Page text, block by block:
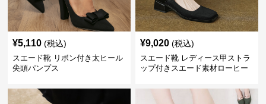
¥5,110 (税込)
スエード靴 リボン付き太ヒール
尖頭パンプス
¥9,020 (税込)
スエード靴 レディース甲ストラ
ップ付きスエード素材ローヒー